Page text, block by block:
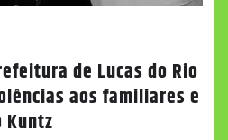
de Lucas do Rio
aos familiares e
Kuntz